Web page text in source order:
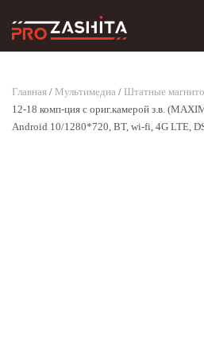
Skip to main content
Главная / Мультимедиа / Штатные
12-18 комп-ция с ориг.камерой з.в.
Android 10/1280*720, BT, wi-fi, 4G LTE,